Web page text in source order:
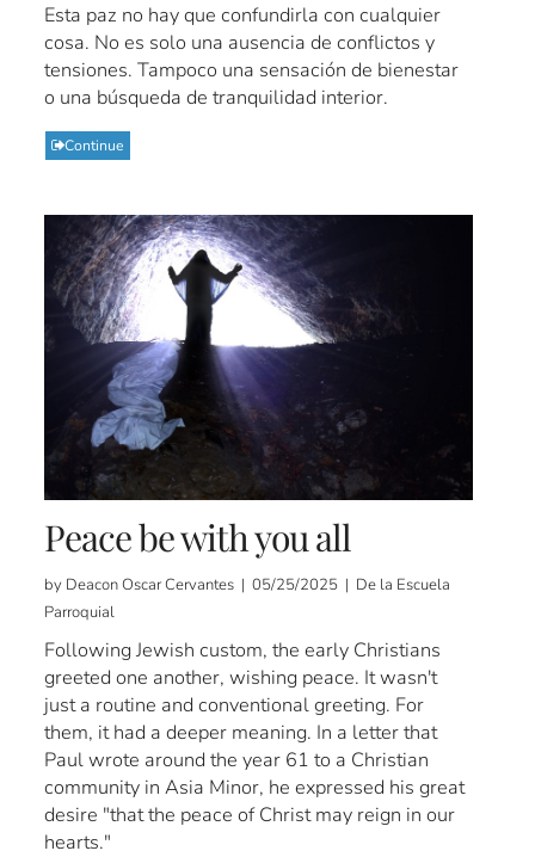
Esta paz no hay que confundirla con cualquier
cosa. No es solo una ausencia de conflictos y
tensiones. Tampoco una sensación de bienestar
o una búsqueda de tranquilidad interior.
Continue
Peace be with you all
by Deacon Oscar Cervantes | 05/25/2025 | De la Escuela
Parroquial
Following Jewish custom, the early Christians
greeted one another, wishing peace. It wasn't
just a routine and conventional greeting. For
them, it had a deeper meaning. In a letter that
Paul wrote around the year 61 to a Christian
community in Asia Minor, he expressed his great
desire "that the peace of Christ may reign in our
hearts."